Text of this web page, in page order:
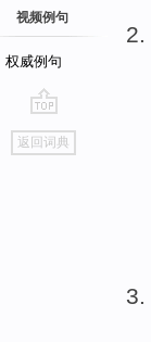
视频例句
权威例句
go
top
返回词典